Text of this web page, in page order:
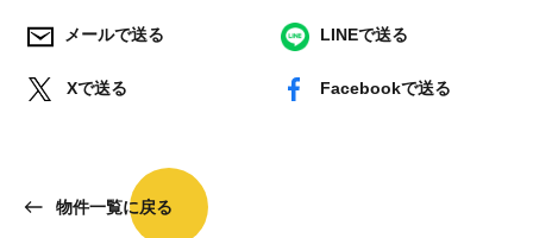
メールで送る LINEで送る
Xで送る Facebookで送る
物件一覧に戻る